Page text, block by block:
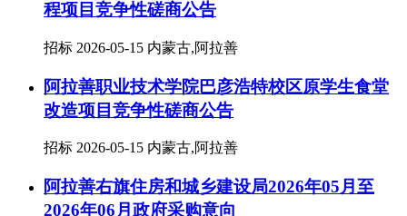
程项目竞争性磋商公告
招标 2026-05-15 内蒙古,阿拉善
阿拉善职业技术学院巴彦浩特校区原学生食堂
改造项目竞争性磋商公告
招标 2026-05-15 内蒙古,阿拉善
阿拉善右旗住房和城乡建设局2026年05月至
2026年06月政府采购意向